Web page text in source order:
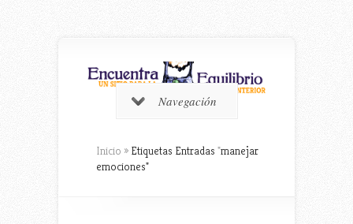
Navegación
Inicio » Etiquetas Entradas "manejar
emociones"